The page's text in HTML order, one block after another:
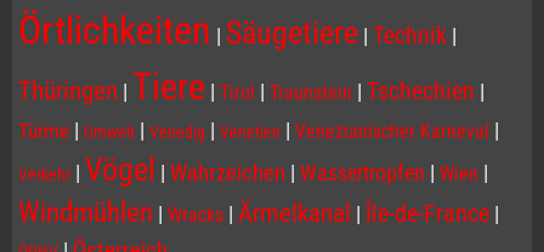
Örtlichkeiten | Säugetiere | Technik |
Thüringen | Tiere | Tirol | Traunstein | Tschechien |
Türme | Umwelt | Venedig | Venetien | Venezianischer Karneval |
Verkehr | Vögel | Wahrzeichen | Wassertropfen | Wien |
Windmühlen | Wracks | Ärmelkanal | Île-de-France |